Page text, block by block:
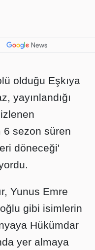
olduğu Eşkıya
yayınlandığı
6 sezon süren
döneceği'
Yunus Emre
gibi isimlerin
Hükümdar
yer almaya